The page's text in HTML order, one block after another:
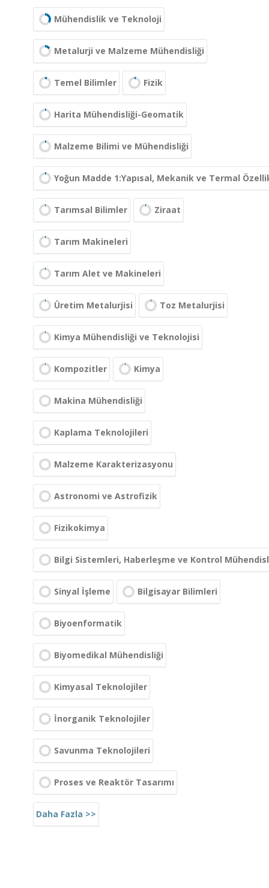
Mühendislik ve Teknoloji
Metalurji ve Malzeme Mühendisliği
Temel Bilimler Fizik
Harita Mühendisliği-Geomatik
Malzeme Bilimi ve Mühendisliği
Yoğun Madde 1:Yapısal, Mekanik ve Termal
Tarımsal Bilimler Ziraat
Tarım Makineleri
Tarım Alet ve Makineleri
Üretim Metalurjisi Toz Metalurjisi
Kimya Mühendisliği ve Teknolojisi
Kompozitler Kimya
Makina Mühendisliği
Kaplama Teknolojileri
Malzeme Karakterizasyonu
Astronomi ve Astrofizik
Fizikokimya
Bilgi Sistemleri, Haberleşme ve Kontrol
Sinyal İşleme Bilgisayar Bilimleri
Biyoenformatik
Biyomedikal Mühendisliği
Kimyasal Teknolojiler
İnorganik Teknolojiler
Savunma Teknolojileri
Proses ve Reaktör Tasarımı
Daha Fazla >>